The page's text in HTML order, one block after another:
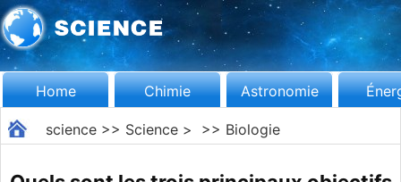
Home Chimie Astronomie
science>> Science> >> Biologie